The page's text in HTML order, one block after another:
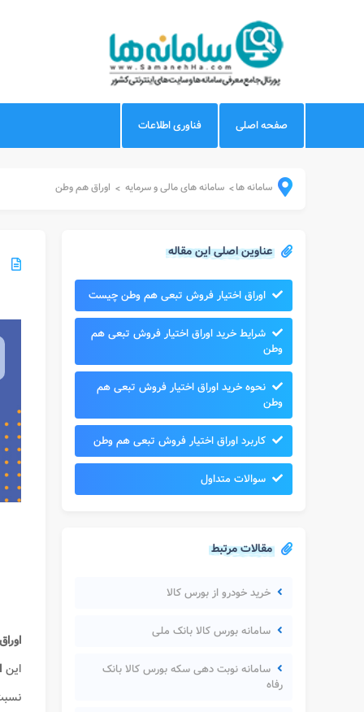
صفحه اصلی فناوری اطلاعات
سامانه ها> سامانه های مالی و سرمایه > اوراق هم وطن
عناوین اصلی این مقاله
اوراق اختیار فروش تبعی هم وطن چیست
شرایط خرید اوراق اختیار فروش تبعی هم
وطن
نحوه خرید اوراق اختیار فروش تبعی هم
وطن
کاربرد اوراق اختیار فروش تبعی هم وطن
سوالات متداول
مقالات مرتبط
خرید خودرو از بورس کالا
سامانه بورس کالا بانک ملی
سامانه نوبت دهی سکه بورس کالا بانک
رفاه
این